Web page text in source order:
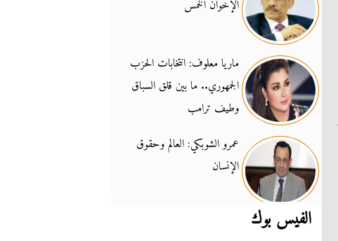
الإخوان الخمس
ماريا معلوف: انتخابات الحزب
الجمهوري.. ما بين قلق السباق
وطيف ترامب
عمرو الشوبكي: العالم وحقوق
الإنسان
الفيس بوك